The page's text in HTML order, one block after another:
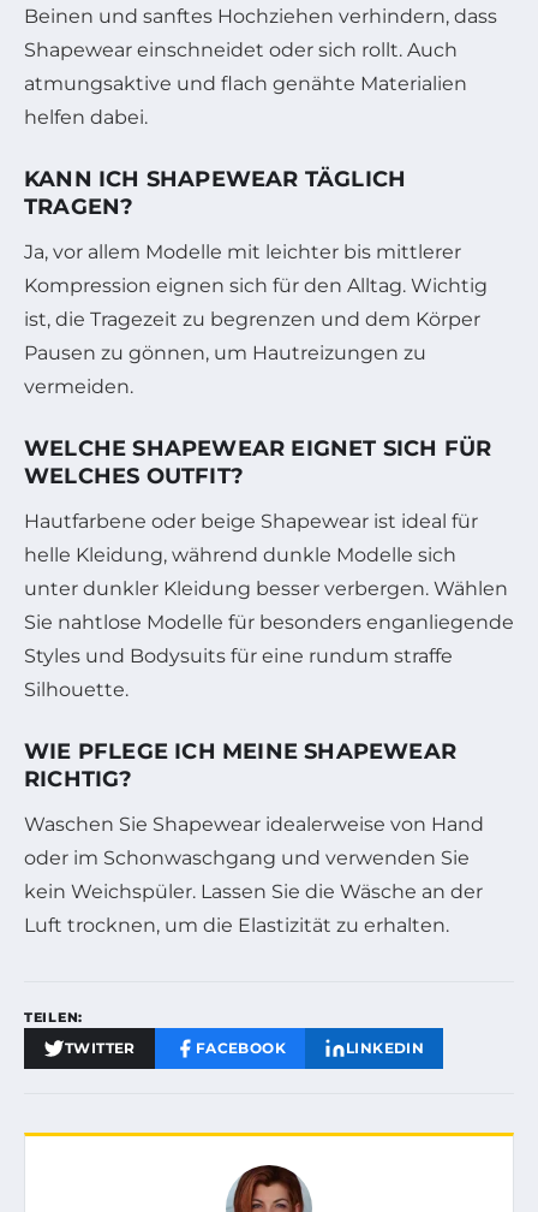
Beinen und sanftes Hochziehen verhindern, dass
Shapewear einschneidet oder sich rollt. Auch
atmungsaktive und flach genähte Materialien
helfen dabei.
KANN ICH SHAPEWEAR TÄGLICH
TRAGEN?
Ja, vor allem Modelle mit leichter bis mittlerer
Kompression eignen sich für den Alltag. Wichtig
ist, die Tragezeit zu begrenzen und dem Körper
Pausen zu gönnen, um Hautreizungen zu
vermeiden.
WELCHE SHAPEWEAR EIGNET SICH FÜR
WELCHES OUTFIT?
Hautfarbene oder beige Shapewear ist ideal für
helle Kleidung, während dunkle Modelle sich
unter dunkler Kleidung besser verbergen. Wählen
Sie nahtlose Modelle für besonders enganliegende
Styles und Bodysuits für eine rundum straffe
Silhouette.
WIE PFLEGE ICH MEINE SHAPEWEAR
RICHTIG?
Waschen Sie Shapewear idealerweise von Hand
oder im Schonwaschgang und verwenden Sie
kein Weichspüler. Lassen Sie die Wäsche an der
Luft trocknen, um die Elastizität zu erhalten.
TEILEN:
TWITTER FACEBOOK LINKEDIN